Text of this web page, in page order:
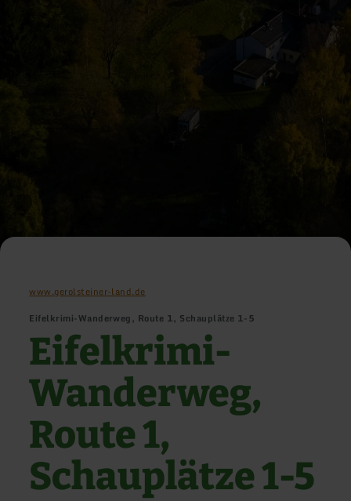
www.gerolsteiner-land.de
Eifelkrimi-Wanderweg, Route 1, Schauplätze 1-5
Eifelkrimi-
Wanderweg,
Route 1,
Schauplätze 1-5